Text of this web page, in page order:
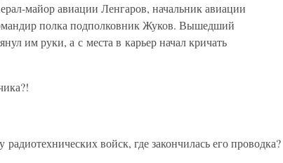
майор авиации Ленгаров, начальник авиации
полка подполковник Жуков. Вышедший
им руки, а с места в карьер начал кричать
войск, где закончилась его проводка?